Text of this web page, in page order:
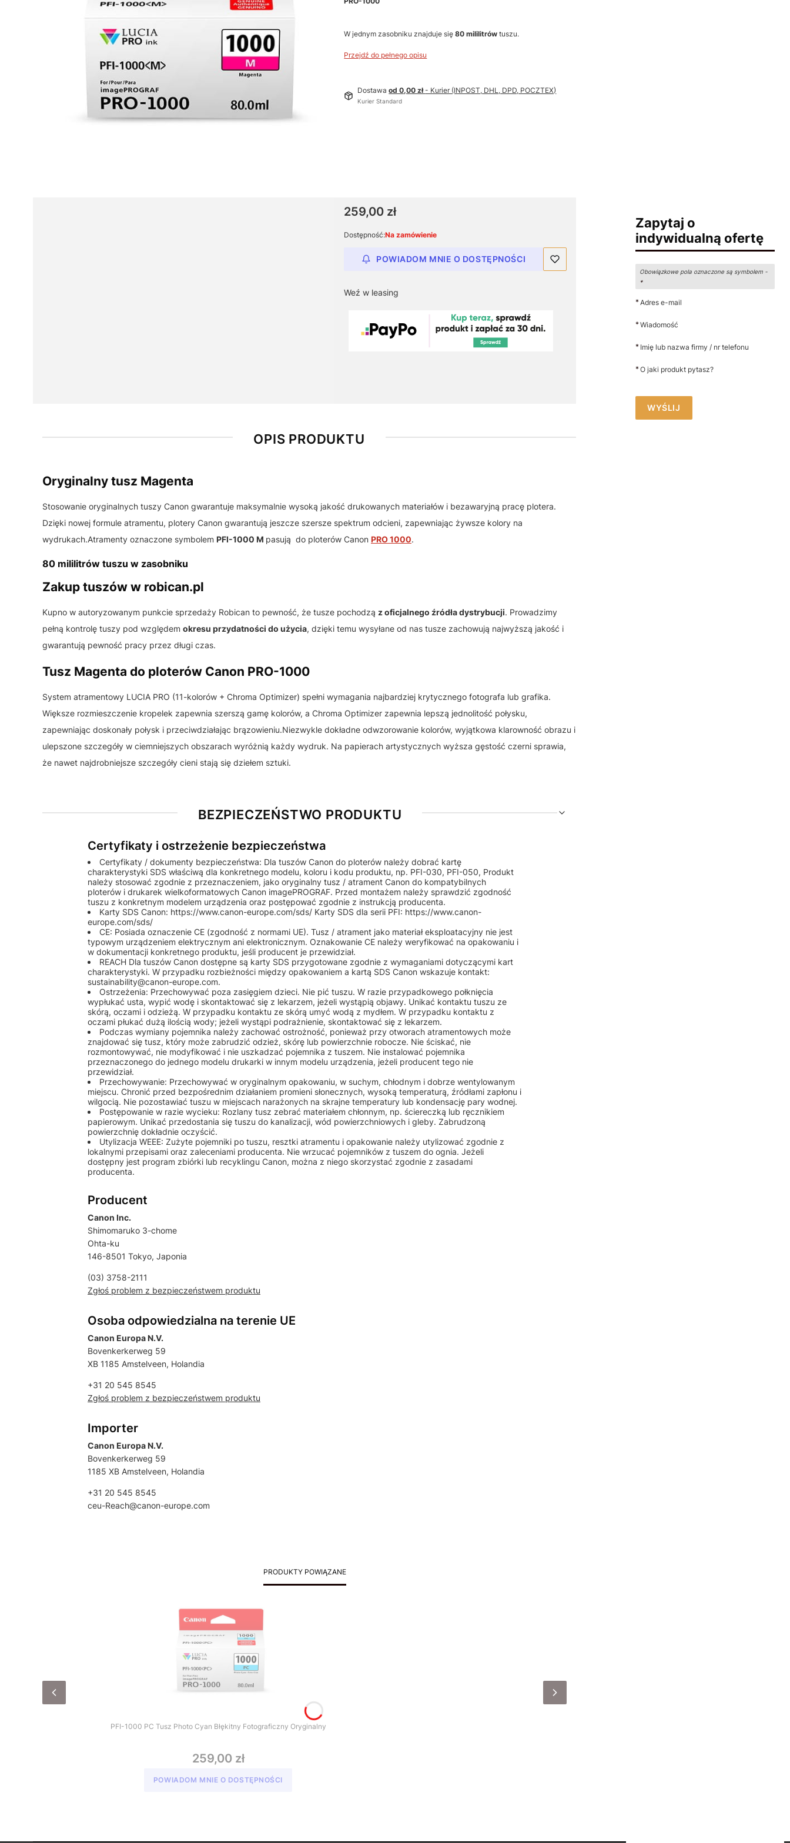
W jednym zasobniku znajduje się80 mililitrów tuszu.
Przejdź do pełnego opisu
Dostawaod 0,00 zł- Kurier (INPOST, DHL, DPD, POCZTEX)
Kurier Standard
Cena
259,00 zł
Dostępność:Na zamówienie
POWIADOM MNIE O DOSTĘPNOŚCI
Weź w leasing
OPIS PRODUKTU
Oryginalny tusz Magenta
Stosowanie oryginalnych tuszy Canon gwarantuje maksymalnie wysoką jakość drukowanych materiałów i bezawaryjną pracę plotera.
Dzięki nowej formule atramentu, plotery Canon gwarantują jeszcze szersze spektrum odcieni, zapewniając żywsze kolory na
wydrukach.Atramenty oznaczone symbolem PFI-1000 M pasują do ploterów Canon PRO 1000.
80 mililitrów tuszu w zasobniku
Zakup tuszów w robican.pl
Kupno w autoryzowanym punkcie sprzedaży Robican to pewność, że tusze pochodzą z oficjalnego źródła dystrybucji. Prowadzimy
pełną kontrolę tuszy pod względem okresu przydatności do użycia, dzięki temu wysyłane od nas tusze zachowują najwyższą jakość i
gwarantują pewność pracy przez długi czas.
Tusz Magenta do ploterów Canon PRO-1000
System atramentowy LUCIA PRO (11-kolorów + Chroma Optimizer) spełni wymagania najbardziej krytycznego fotografa lub grafika.
Większe rozmieszczenie kropelek zapewnia szerszą gamę kolorów, a Chroma Optimizer zapewnia lepszą jednolitość połysku,
zapewniając doskonały połysk i przeciwdziałając brązowieniu.Niezwykle dokładne odwzorowanie kolorów, wyjątkowa klarowność obrazu i
ulepszone szczegóły w ciemniejszych obszarach wyróżnią każdy wydruk. Na papierach artystycznych wyższa gęstość czerni sprawia,
że nawet najdrobniejsze szczegóły cieni stają się dziełem sztuki.
Zapytaj o
indywidualną ofertę
Obowiązkowe pola oznaczone są symbolem -
*
*Adres e-mail
*Wiadomość
* Imię lub nazwa firmy / nr telefonu
*O jaki produkt pytasz?
WYŚLIJ
BEZPIECZEŃSTWO PRODUKTU
Certyfikaty i ostrzeżenie bezpieczeństwa
Certyfikaty / dokumenty bezpieczeństwa: Dla tuszów Canon do ploterów należy dobrać kartę
charakterystyki SDS właściwą dla konkretnego modelu, koloru i kodu produktu, np. PFI-030, PFI-050, Produkt
należy stosować zgodnie z przeznaczeniem, jako oryginalny tusz / atrament Canon do kompatybilnych
ploterów i drukarek wielkoformatowych Canon imagePROGRAF. Przed montażem należy sprawdzić zgodność
tuszu z konkretnym modelem urządzenia oraz postępować zgodnie z instrukcją producenta.
Karty SDS Canon: https://www.canon-europe.com/sds/ Karty SDS dla serii PFI: https://www.canon-
europe.com/sds/
CE: Posiada oznaczenie CE (zgodność z normami UE). Tusz / atrament jako materiał eksploatacyjny nie jest
typowym urządzeniem elektrycznym ani elektronicznym. Oznakowanie CE należy weryfikować na opakowaniu i
w dokumentacji konkretnego produktu, jeśli producent je przewidział.
REACH Dla tuszów Canon dostępne są karty SDS przygotowane zgodnie z wymaganiami dotyczącymi kart
charakterystyki. W przypadku rozbieżności między opakowaniem a kartą SDS Canon wskazuje kontakt:
sustainability@canon-europe.com.
Ostrzeżenia: Przechowywać poza zasięgiem dzieci. Nie pić tuszu. W razie przypadkowego połknięcia
wypłukać usta, wypić wodę i skontaktować się z lekarzem, jeżeli wystąpią objawy. Unikać kontaktu tuszu ze
skórą, oczami i odzieżą. W przypadku kontaktu ze skórą umyć wodą z mydłem. W przypadku kontaktu z
oczami płukać dużą ilością wody; jeżeli wystąpi podrażnienie, skontaktować się z lekarzem.
Podczas wymiany pojemnika należy zachować ostrożność, ponieważ przy otworach atramentowych może
znajdować się tusz, który może zabrudzić odzież, skórę lub powierzchnie robocze. Nie ściskać, nie
rozmontowywać, nie modyfikować i nie uszkadzać pojemnika z tuszem. Nie instalować pojemnika
przeznaczonego do jednego modelu drukarki w innym modelu urządzenia, jeżeli producent tego nie
przewidział.
Przechowywanie: Przechowywać w oryginalnym opakowaniu, w suchym, chłodnym i dobrze wentylowanym
miejscu. Chronić przed bezpośrednim działaniem promieni słonecznych, wysoką temperaturą, źródłami zapłonu i
wilgocią. Nie pozostawiać tuszu w miejscach narażonych na skrajne temperatury lub kondensację pary wodnej.
Postępowanie w razie wycieku: Rozlany tusz zebrać materiałem chłonnym, np. ściereczką lub ręcznikiem
papierowym. Unikać przedostania się tuszu do kanalizacji, wód powierzchniowych i gleby. Zabrudzoną
powierzchnię dokładnie oczyścić.
Utylizacja WEEE: Zużyte pojemniki po tuszu, resztki atramentu i opakowanie należy utylizować zgodnie z
lokalnymi przepisami oraz zaleceniami producenta. Nie wrzucać pojemników z tuszem do ognia. Jeżeli
dostępny jest program zbiórki lub recyklingu Canon, można z niego skorzystać zgodnie z zasadami
producenta.
Producent
Canon Inc.
Shimomaruko 3-chome
Ohta-ku
146-8501 Tokyo, Japonia
(03) 3758-2111
Zgłoś problem z bezpieczeństwem produktu
Osoba odpowiedzialna na terenie UE
Canon Europa N.V.
Bovenkerkerweg 59
XB 1185 Amstelveen, Holandia
+31 20 545 8545
Zgłoś problem z bezpieczeństwem produktu
Importer
Canon Europa N.V.
Bovenkerkerweg 59
1185 XB Amstelveen, Holandia
+31 20 545 8545
ceu-Reach@canon-europe.com
PRODUKTY POWIĄZANE
PFI-1000 PC Tusz Photo Cyan Błękitny Fotograficzny Oryginalny
259,00 zł
POWIADOM MNIE O DOSTĘPNOŚCI